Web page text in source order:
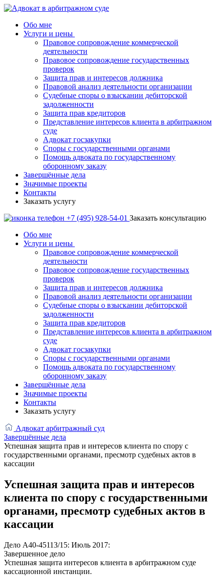
Обо мне
Услуги и цены
Правовое сопровождение коммерческой
деятельности
Правовое сопровождение государственных
проверок
Защита прав и интересов должника
Правовой анализ деятельности организации
Судебные споры о взыскании дебиторской
задолженности
Защита прав кредиторов
Представление интересов клиента в арбитражном
суде
Адвокат госзакупки
Споры с государственными органами
Помощь адвоката по государственному
оборонному заказу
Завершённые дела
Значимые проекты
Контакты
Заказать услугу
+7 (495) 928-54-01 Заказать консультацию
Обо мне
Услуги и цены
Правовое сопровождение коммерческой
деятельности
Правовое сопровождение государственных
проверок
Защита прав и интересов должника
Правовой анализ деятельности организации
Судебные споры о взыскании дебиторской
задолженности
Защита прав кредиторов
Представление интересов клиента в арбитражном
суде
Адвокат госзакупки
Споры с государственными органами
Помощь адвоката по государственному
оборонному заказу
Завершённые дела
Значимые проекты
Контакты
Заказать услугу
Адвокат арбитражный суд
Завершённые дела
Успешная защита прав и интересов клиента по спору с
государственными органами, пресмотр судебных актов в
кассации
Успешная защита прав и интересов
клиента по спору с государственными
органами, пресмотр судебных актов в
кассации
Дело А40-45113/15: Июль 2017:
Завершенное дело
Успешная защита интересов клиента в арбитражном суде
кассационной инстанции.